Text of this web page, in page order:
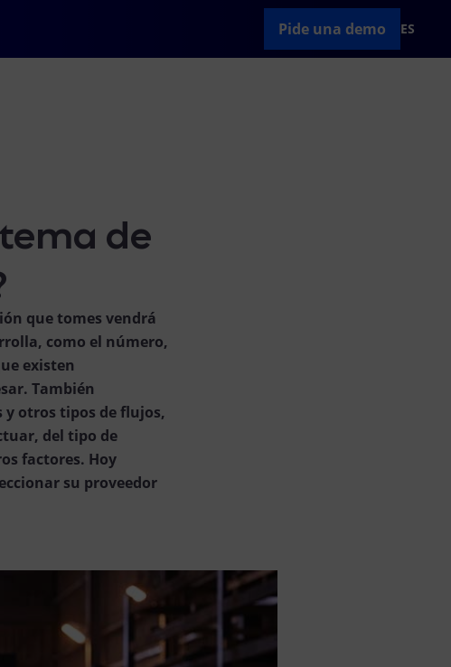
Pide una demo ES
de
que tomes vendrá
como el número,
existen
También
y otros tipos de flujos,
del tipo de
factores. Hoy
su proveedor